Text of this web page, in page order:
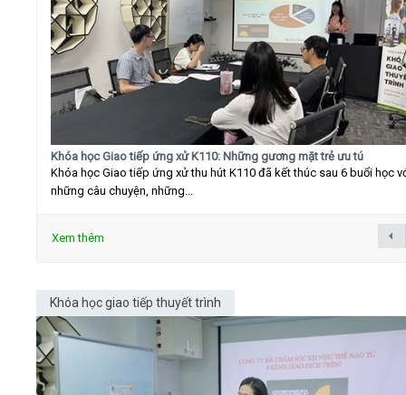
Khóa học Giao tiếp ứng xử K110: Những gương mặt trẻ ưu tú
Khóa học Giao tiếp ứng xử thu hút K110 đã kết thúc sau 6 buổi học
những câu chuyện, những...
Xem thêm
Khóa học giao tiếp thuyết trình